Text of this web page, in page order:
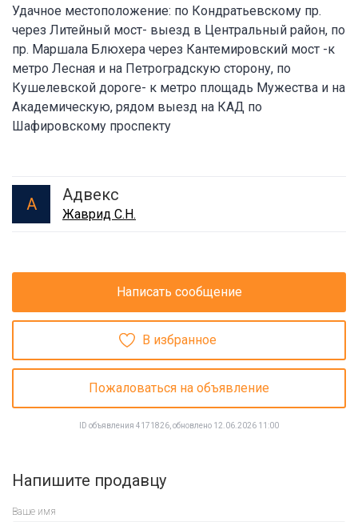
Удачное местоположение: по Кондратьевскому пр.
через Литейный мост- выезд в Центральный район, по
пр. Маршала Блюхера через Кантемировский мост -к
метро Лесная и на Петроградскую сторону, по
Кушелевской дороге- к метро площадь Мужества и на
Академическую, рядом выезд на КАД по
Шафировскому проспекту
А Адвекс
Жаврид С.Н.
Написать сообщение
В избранное
Пожаловаться на объявление
ID объявления 4171826, обновлено 12.06.2026 11:00
Напишите продавцу
Ваше имя